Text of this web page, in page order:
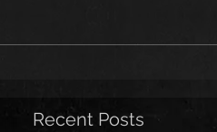
Recent Posts